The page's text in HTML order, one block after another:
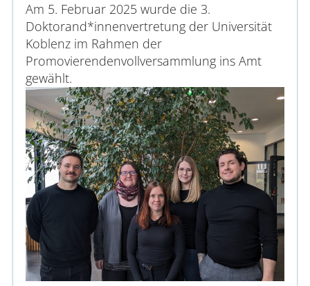
Interdisziplinäres Zentrum für Lehre
Universitätsbibliothek
Zentrum für Lehrkräftebildung
Zentrum für Fernstudien und Universitäre
Zentrum für Informations- und
Anmelden Impressum Datenschutz
Am 5. Februar 2025 wurde die 3.
Doktorand*innenvertretung der Universität
Koblenz im Rahmen der
Promovierendenvollversammlung ins Amt
gewählt.